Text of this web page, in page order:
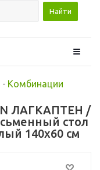
Найти
- Комбинации
ЛАГКАПТЕН /
стол
140x60 см